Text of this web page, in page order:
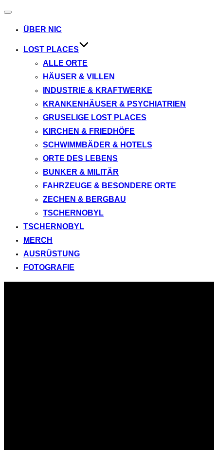
Navigation
ÜBER NIC
LOST PLACES
ALLE ORTE
HÄUSER & VILLEN
INDUSTRIE & KRAFTWERKE
KRANKENHÄUSER & PSYCHIATRIEN
GRUSELIGE LOST PLACES
KIRCHEN & FRIEDHÖFE
SCHWIMMBÄDER & HOTELS
ORTE DES LEBENS
BUNKER & MILITÄR
FAHRZEUGE & BESONDERE ORTE
ZECHEN & BERGBAU
TSCHERNOBYL
TSCHERNOBYL
MERCH
AUSRÜSTUNG
FOTOGRAFIE